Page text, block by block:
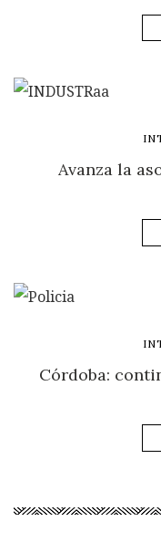
Avanza la
Córdoba: